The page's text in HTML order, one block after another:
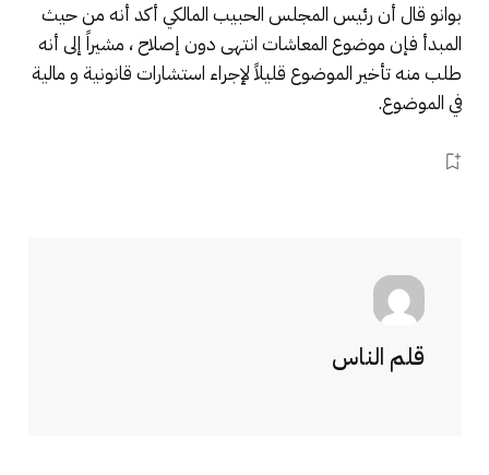
بوانو قال أن رئيس المجلس الحبيب المالكي أكد أنه من حيث
المبدأ فإن موضوع المعاشات انتهى دون إصلاح ، مشيراً إلى أنه
طلب منه تأخير الموضوع قليلاً لإجراء استشارات قانونية و مالية
في الموضوع.
قلم الناس